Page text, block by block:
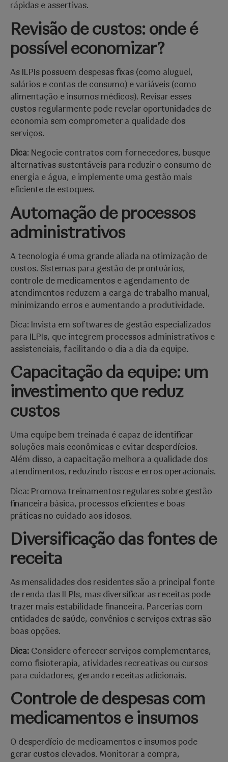
rápidas e assertivas.
Revisão de custos: onde é
possível economizar?
As ILPIs possuem despesas fixas (como aluguel,
salários e contas de consumo) e variáveis (como
alimentação e insumos médicos). Revisar esses
custos regularmente pode revelar oportunidades de
economia sem comprometer a qualidade dos
serviços.
Dica: Negocie contratos com fornecedores, busque
alternativas sustentáveis para reduzir o consumo de
energia e água, e implemente uma gestão mais
eficiente de estoques.
Automação de processos
administrativos
A tecnologia é uma grande aliada na otimização de
custos. Sistemas para gestão de prontuários,
controle de medicamentos e agendamento de
atendimentos reduzem a carga de trabalho manual,
minimizando erros e aumentando a produtividade.
Dica: Invista em softwares de gestão especializados
para ILPIs, que integrem processos administrativos e
assistenciais, facilitando o dia a dia da equipe.
Capacitação da equipe: um
investimento que reduz
custos
Uma equipe bem treinada é capaz de identificar
soluções mais econômicas e evitar desperdícios.
Além disso, a capacitação melhora a qualidade dos
atendimentos, reduzindo riscos e erros operacionais.
Dica: Promova treinamentos regulares sobre gestão
financeira básica, processos eficientes e boas
práticas no cuidado aos idosos.
Diversificação das fontes de
receita
As mensalidades dos residentes são a principal fonte
de renda das ILPIs, mas diversificar as receitas pode
trazer mais estabilidade financeira. Parcerias com
entidades de saúde, convênios e serviços extras são
boas opções.
Dica: Considere oferecer serviços complementares,
como fisioterapia, atividades recreativas ou cursos
para cuidadores, gerando receitas adicionais.
Controle de despesas com
medicamentos e insumos
O desperdício de medicamentos e insumos pode
gerar custos elevados. Monitorar a compra,